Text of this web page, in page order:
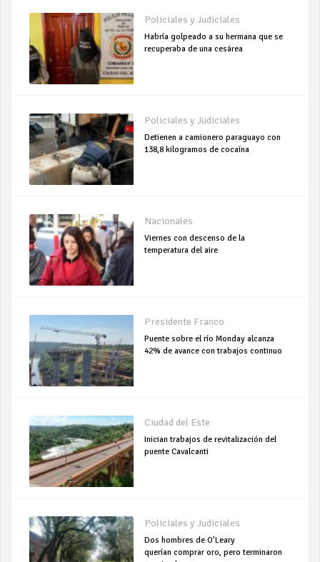
Policiales y Judiciales
Habría golpeado a su hermana que se
recuperaba de una cesárea
Policiales y Judiciales
Detienen a camionero paraguayo con
138,8 kilogramos de cocaína
Nacionales
Viernes con descenso de la
temperatura del aire
Presidente Franco
Puente sobre el río Monday alcanza
42% de avance con trabajos continuo
Ciudad del Este
Inician trabajos de revitalización del
puente Cavalcanti
Policiales y Judiciales
Dos hombres de O’Leary
querían comprar oro, pero terminaron